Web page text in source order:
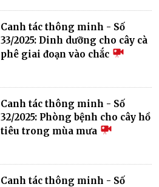
Canh tác thông minh - Số
33/2025: Dinh dưỡng cho cây cà
phê giai đoạn vào chắc
Canh tác thông minh - Số
32/2025: Phòng bệnh cho cây hồ
tiêu trong mùa mưa
Canh tác thông minh - Số